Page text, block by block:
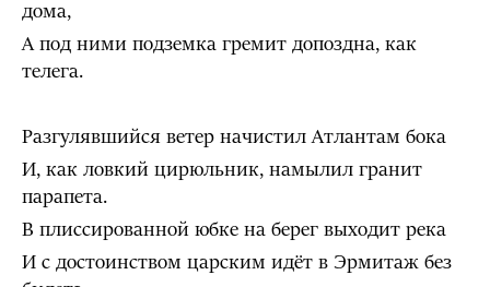
дома,
А под ними подземка гремит допоздна, как
телега.
Разгулявшийся ветер начистил Атлантам бока
И, как ловкий цирюльник, намылил гранит
парапета.
В плиссированной юбке на берег выходит река
И с достоинством царским идёт в Эрмитаж без